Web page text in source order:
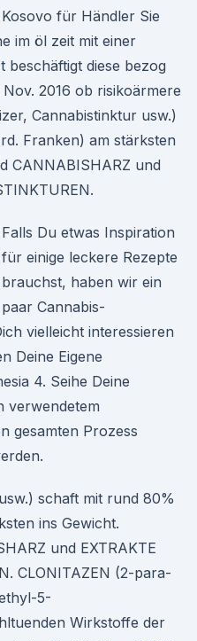
Kosovo für Händler Sie
im öl zeit mit einer
beschäftigt diese bezog
2016 ob risikoärmere
Cannabistinktur usw.)
Franken) am stärksten
CANNABISHARZ und
Falls Du etwas Inspiration
für einige leckere Rezepte
brauchst, haben wir ein
paar Cannabis-
vielleicht interessieren
Deine Eigene
4. Seihe Deine
verwendetem
gesamten Prozess
schaft mit rund 80%
ins Gewicht.
und EXTRAKTE
CLONITAZEN (2-para-
5-
Wirkstoffe der